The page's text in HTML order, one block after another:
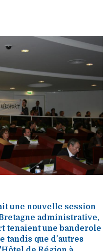
une nouvelle session
administrative,
tenaient une banderole
tandis que d'autres